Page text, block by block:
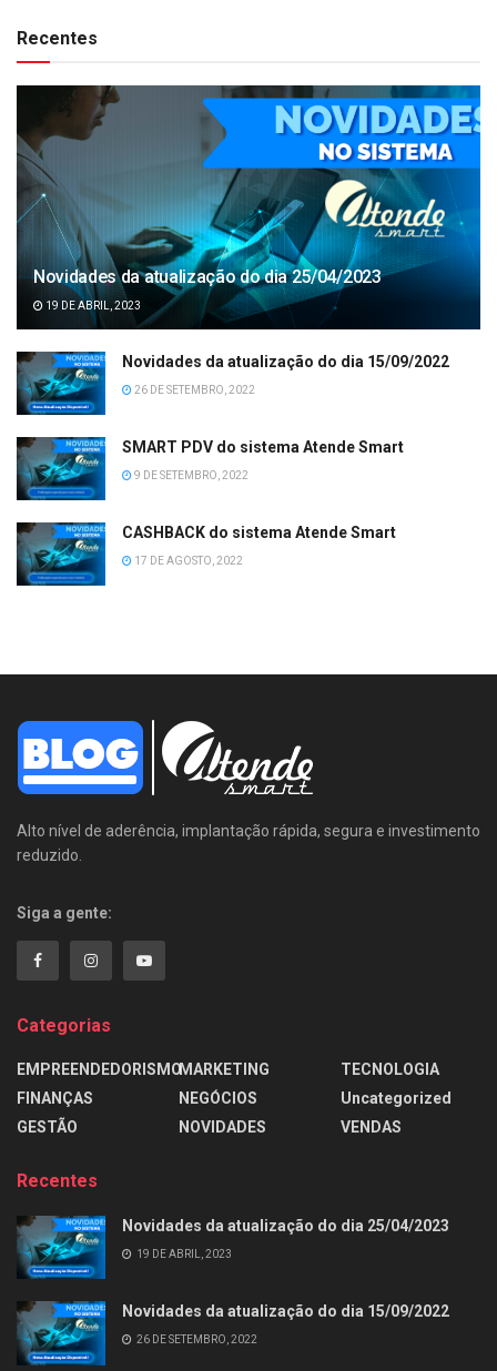
Recentes
Novidades da atualização do dia 25/04/2023
19 DE ABRIL, 2023
Novidades da atualização do dia 15/09/2022
26 DE SETEMBRO, 2022
SMART PDV do sistema Atende Smart
9 DE SETEMBRO, 2022
CASHBACK do sistema Atende Smart
17 DE AGOSTO, 2022
Alto nível de aderência, implantação rápida, segura e investimento
reduzido.
Siga a gente:
Categorias
EMPREENDEDORISMO
FINANÇAS
GESTÃO
MARKETING
NEGÓCIOS
NOVIDADES
TECNOLOGIA
Uncategorized
VENDAS
Recentes
Novidades da atualização do dia 25/04/2023
19 DE ABRIL, 2023
Novidades da atualização do dia 15/09/2022
26 DE SETEMBRO, 2022